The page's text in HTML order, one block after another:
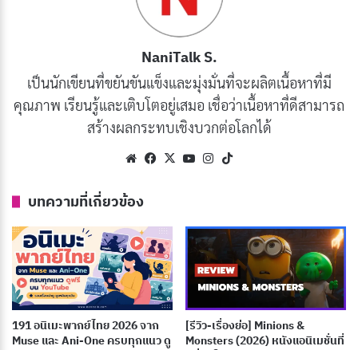
[รีวิว-เรื่องย่อ] The Duke’s Son Claims He Won’t
Love Me (2026)อนิเมะแต่งงานการเมืองที่ซ่อน
ความอ่อนโยน
[รีวิว-เรื่องย่อ] The Insipid Prince (2026) อนิเมะ
เจ้าชายจอมซ่อนเกมชิงบัลลังก์
เผยแพร่เมื่อ: 4 สัปดาห์ ที่ผ่านมา
[รีวิว-เรื่องย่อ] The Ogre’s Bride (2026) อนิเมะโร
แมนติกของเจ้าสาวผู้ถูกมองข้าม
กรกฎาคม 7, 2026
NaniTalk S.
เป็นนักเขียนที่ขยันขันแข็งและมุ่งมั่นที่จะผลิตเนื้อหาที่มี
คุณภาพ เรียนรู้และเติบโตอยู่เสมอ เชื่อว่าเนื้อหาที่ดีสามารถ
สร้างผลกระทบเชิงบวกต่อโลกได้
WebsiteFacebook
X YouTubeInstagram
บทความที่เกี่ยวข้อง
191 อนิเมะพากย์ไทย 2026 จาก
Muse และ Ani-One ครบทุกแนว ดู
[รีวิว-เรื่องย่อ] Minions &
Monsters (2026) หนังแอนิเมชั่นที่